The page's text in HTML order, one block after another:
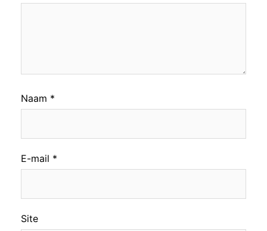
Naam *
E-mail *
Site